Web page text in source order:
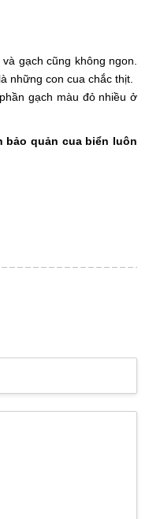
gạch cũng không ngon.
những con cua chắc thịt.
gạch màu đỏ nhiều ở
bảo quản cua biển luôn